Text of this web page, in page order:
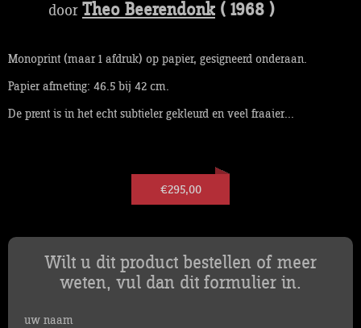
door Theo Beerendonk ( 1968 )
Monoprint (maar 1 afdruk) op papier, gesigneerd onderaan.
Papier afmeting: 46.5 bij 42 cm.
De prent is in het echt subtieler gekleurd en veel fraaier...
€295,00
Wilt u dit product bestellen of meer
weten, vul dan dit formulier in.
uw naam